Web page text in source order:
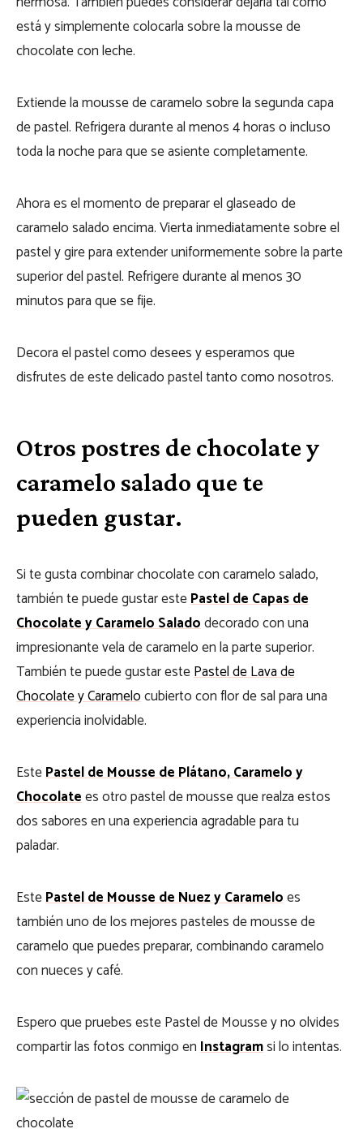
está y simplemente colocarla sobre la mousse de
chocolate con leche.
Extiende la mousse de caramelo sobre la segunda capa
de pastel. Refrigera durante al menos 4 horas o incluso
toda la noche para que se asiente completamente.
Ahora es el momento de preparar el glaseado de
caramelo salado encima. Vierta inmediatamente sobre el
pastel y gire para extender uniformemente sobre la parte
superior del pastel. Refrigere durante al menos 30
minutos para que se fije.
Decora el pastel como desees y esperamos que
disfrutes de este delicado pastel tanto como nosotros.
Otros postres de chocolate y
caramelo salado que te
pueden gustar.
Si te gusta combinar chocolate con caramelo salado,
también te puede gustar estePastel de Capas de
Chocolate y Caramelo Saladodecorado con una
impresionante vela de caramelo en la parte superior.
También te puede gustar estePastel de Lava de
Chocolate y Caramelocubierto con flor de sal para una
experiencia inolvidable.
EstePastel de Mousse de Plátano, Caramelo y
Chocolatees otro pastel de mousse que realza estos
dos sabores en una experiencia agradable para tu
paladar.
EstePastel de Mousse de Nuez y Carameloes
también uno de los mejores pasteles de mousse de
caramelo que puedes preparar, combinando caramelo
con nueces y café.
Espero que pruebes este Pastel de Mousse y no olvides
compartir las fotos conmigo enInstagramsi lo intentas.